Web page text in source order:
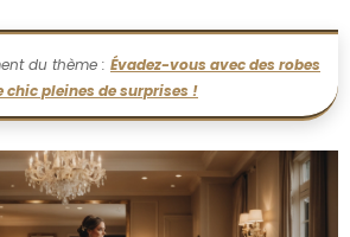
du thème : Évadez-vous avec des robes
chic pleines de surprises !